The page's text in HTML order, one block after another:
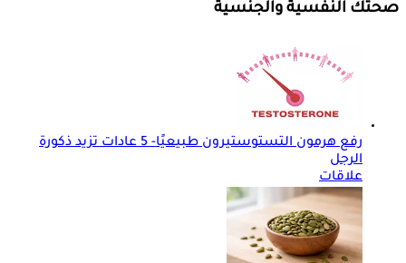
صحتك النفسية والجنسية
رفع هرمون التستوستيرون طبيعيًا- 5 عادات تزيد ذكورة
الرجل
علاقات